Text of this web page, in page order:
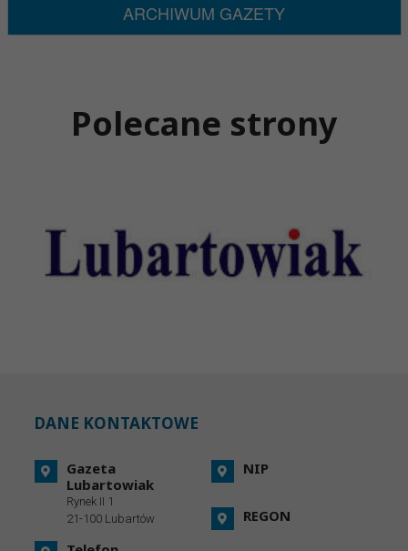
ARCHIWUM GAZETY
Polecane strony
DANE KONTAKTOWE
Gazeta
Lubartowiak
Rynek II 1
21-100 Lubartów
NIP
REGON